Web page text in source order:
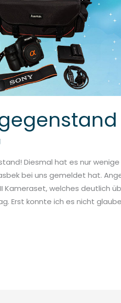
Diesmal hat es nur
bei uns gemeldet hat.
Kameraset, welches deutlich
Erst konnte ich es nicht